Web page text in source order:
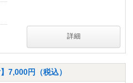
詳細
7,000円（税込）